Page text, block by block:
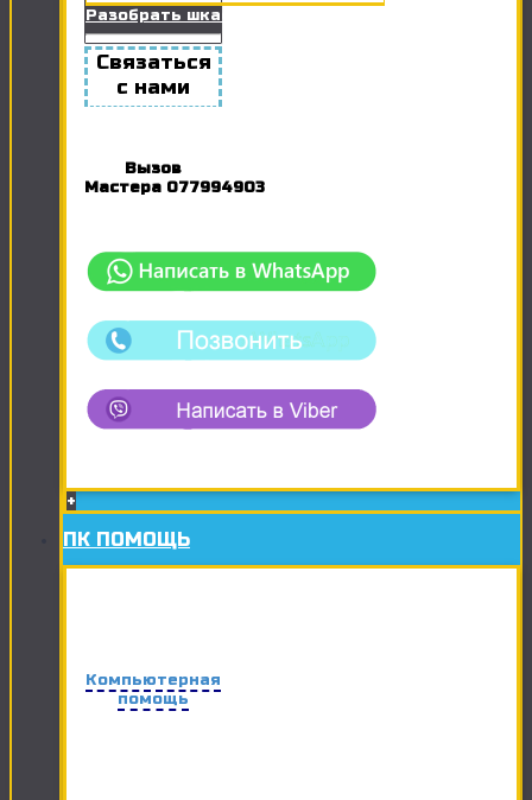
Разобрать шкаф
Связаться
с нами
Вызов
Мастера 077994903
+
ПК ПОМОЩЬ
Компьютерная
помощь